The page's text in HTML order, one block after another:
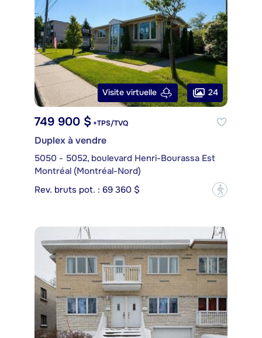
Visite virtuelle 24
749 900 $ +TPS/TVQ
Duplex à vendre
5050 - 5052, boulevard Henri-Bourassa Est
Montréal (Montréal-Nord)
Rev. bruts pot. : 69 360 $
?